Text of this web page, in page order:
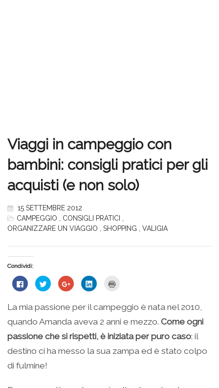
Viaggi in campeggio con
bambini: consigli pratici per gli
acquisti (e non solo)
15 SETTEMBRE 2012
CAMPEGGIO
CONSIGLI PRATICI
ORGANIZZARE UN VIAGGIO
SHOPPING VALIGIA
Condividi:
Fai
clic
su
Facebook
(Si
apre
una
nuova
finestra)
Fai
clic
condividere
su
Twitter
(Si
in
una
nuova
finestra)
Fai
clic
condividere
su
(Si
in
una
finestra)
Fai
clic
condividere
su
(Si
in
una
finestra)
stampare
(Si
apre
in
nuova
finestra)
La mia passione per il campeggio è nata nel 2010,
quando Amanda aveva 2 anni e mezzo. Come ogni
passione che si rispetti, è iniziata per puro caso: il
destino ci ha messo la sua zampa ed è stato colpo
di fulmine!